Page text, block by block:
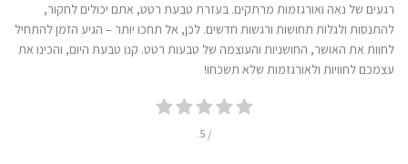
רגעים של נאה ואורגזמות מרתקים. בעזרת טבעת רטט, אתם יכולים לחקור,
להתנסות ולגלות תחושות ורגשות חדשים. לכן, אל תחכו יותר – הגיע הזמן להתחיל
לחוות את האושר, החושניות והעוצמה של טבעות רטט. קנו טבעת היום, והכינו את
עצמכם לחוויות ולאורגזמות שלא תשכחו!
/ 5.